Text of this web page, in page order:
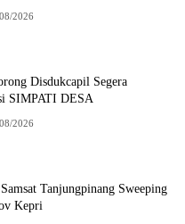
2026
Disdukcapil Segera
SIMPATI DESA
2026
Tanjungpinang Sweeping
Kepri